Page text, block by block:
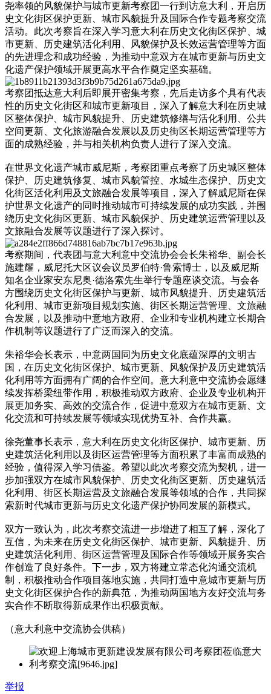
尧率领的风貌保护与城市更新考察团一行到访意大利，开启历
史文化街区保护更新、城市风貌提升及国际合作专题考察交流
活动。此次考察旨在深入学习意大利在历史文化街区保护、城
市更新、历史建筑活化利用、风貌保护及长效运营管理等方面
的先进理念和成功经验，为推动中意双方在城市更新与历史文
化遗产保护领域开展更高水平合作奠定坚实基础。
考察团抵达意大利后即展开密集考察，先后走访多个具有代表
性的历史文化街区和城市更新项目，深入了解意大利在历史城
区整体保护、城市风貌提升、历史建筑修缮与活化利用、公共
空间更新、文化旅游融合发展以及历史街区长期运营管理等方
面的成熟经验，并与相关机构负责人进行了深入交流。
在世界文化遗产城市威尼斯，考察团重点考察了历史城区整体
保护、历史建筑修复、城市风貌管控、水城生态保护、历史文
化街区活化利用及文旅融合发展等项目，深入了解威尼斯在保
护世界文化遗产的同时推动城市可持续发展的成功实践，并围
绕历史文化街区更新、城市风貌保护、历史建筑运营管理以及
文旅融合发展等议题进行了深入探讨。
考察期间，代表团与意大利意中交流协会会长朱裕华、副会长
施建耀，威尼托大区议会议员罗伯特·鲁索博士，以及威尼斯
知名企业家安东尼奥·德洛索先生举行专题座谈交流。与会各
方围绕历史文化街区保护与更新、城市风貌提升、历史建筑活
化利用、城市更新项目规划实施、街区长期运营管理、文旅融
合发展，以及推动中意地方政府、企业和专业机构建立长期合
作机制等议题进行了广泛而深入的交流。
朱裕华会长表示，中意两国同为历史文化底蕴深厚的文明古
国，在历史文化街区保护、城市更新、风貌保护及历史建筑活
化利用等方面拥有广阔的合作空间。意大利意中交流协会愿继
续发挥桥梁纽带作用，积极推动双方政府、企业及专业机构开
展更加务实、高效的交流合作，促进中意双方在城市更新、文
化交流和可持续发展等领域实现优势互补、合作共赢。
徐尧董事长表示，意大利在历史文化街区保护、城市更新、历
史建筑活化利用以及街区运营管理等方面积累了丰富而成熟的
经验，值得深入学习借鉴。希望以此次考察交流为契机，进一
步加强双方在城市风貌保护、历史文化街区更新、历史建筑活
化利用、街区长期运营及文旅融合发展等领域的合作，共同探
索新时代城市更新与历史文化遗产保护协同发展的新模式。
双方一致认为，此次考察交流进一步增进了相互了解，深化了
互信，为未来在历史文化街区保护、城市更新、风貌提升、历
史建筑活化利用、街区运营管理及国际合作等领域开展务实合
作创造了良好条件。下一步，双方将建立常态化沟通交流机
制，积极推动合作项目落地实施，共同打造中意城市更新与历
史文化街区保护合作的新典范，为推动两国地方友好交流与务
实合作不断取得新成果作出积极贡献。
（意大利意中交流协会供稿）
举报